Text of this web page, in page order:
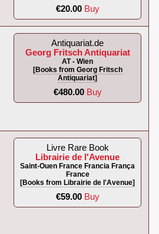
€20.00 Buy
Antiquariat.de
Georg Fritsch Antiquariat
AT - Wien
[Books from Georg Fritsch
Antiquariat]
€480.00 Buy
Livre Rare Book
Librairie de l'Avenue
Saint-Ouen France Francia França
France
[Books from Librairie de l'Avenue]
€59.00 Buy